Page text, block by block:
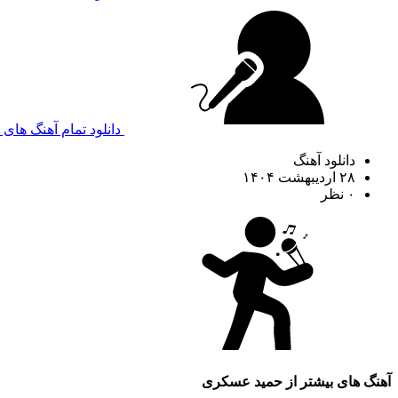
دانلود تمام آهنگ
دانلود آهنگ
۲۸ اردیبهشت ۱۴۰۴
۰ نظر
آهنگ های بیشتر از حمید عسکری